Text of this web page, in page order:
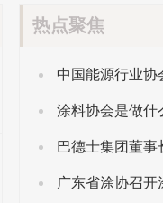
热点聚焦
中国能源行业协
巴德士集团董